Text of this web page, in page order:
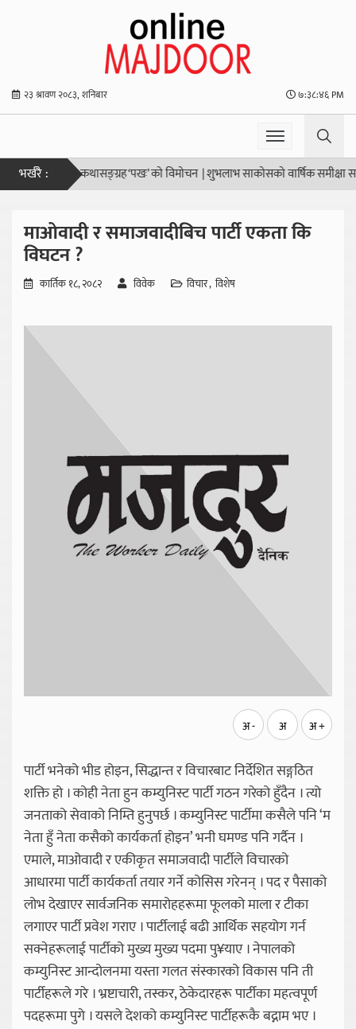
२३ श्रावण २०८३, शनिबार ७:३८:४७ PM
भर्खरै :कथासङ्ग्रह ‘पखः’ को विमोचन |शुभलाभ साकोसको वार्षिक समीक्षा सम्पन्न |
माओवादी र समाजवादीबिच पार्टी एकता कि
विघटन ?
कार्तिक १८, २०८२ विवेक विचार विशेष
अ - अ अ +
पार्टी भनेको भीड होइन, सिद्धान्त र विचारबाट निर्देशित सङ्गठित
शक्ति हो । कोही नेता हुन कम्युनिस्ट पार्टी गठन गरेको हुँदैन । त्यो
जनताको सेवाको निम्ति हुनुपर्छ । कम्युनिस्ट पार्टीमा कसैले पनि ‘म
नेता हुँ नेता कसैको कार्यकर्ता होइन’ भनी घमण्ड पनि गर्दैन ।
एमाले, माओवादी र एकीकृत समाजवादी पार्टीले विचारको
आधारमा पार्टी कार्यकर्ता तयार गर्ने कोसिस गरेनन् । पद र पैसाको
लोभ देखाएर सार्वजनिक समारोहहरूमा फूलको माला र टीका
लगाएर पार्टी प्रवेश गराए । पार्टीलाई बढी आर्थिक सहयोग गर्न
सक्नेहरूलाई पार्टीको मुख्य मुख्य पदमा पु¥याए । नेपालको
कम्युनिस्ट आन्दोलनमा यस्ता गलत संस्कारको विकास पनि ती
पार्टीहरूले गरे । भ्रष्टाचारी, तस्कर, ठेकेदारहरू पार्टीका महत्वपूर्ण
पदहरूमा पुगे । यसले देशको कम्युनिस्ट पार्टीहरूकै बद्नाम भए ।